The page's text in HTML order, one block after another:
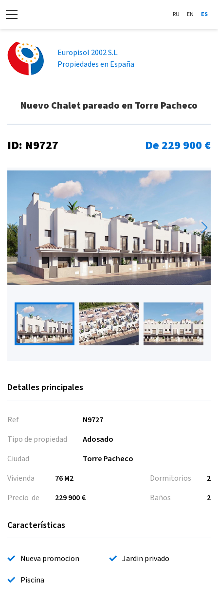
RU EN ES
Europisol 2002 S.L.
Propiedades en España
Nuevo Chalet pareado en Torre Pacheco
ID: N9727 De 229 900 €
Detalles principales
Ref
N9727
Tipo de propiedad
Adosado
Ciudad
Torre Pacheco
Vivienda
76 M2
Precio de
229 900 €
Dormitorios
2
Baños
2
Características
Nueva promocion
Jardin privado
Piscina